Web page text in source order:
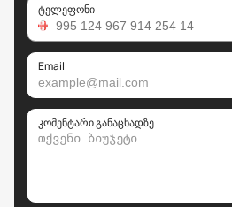
ტელეფონი
Email
კომენტარი განაცხადზე